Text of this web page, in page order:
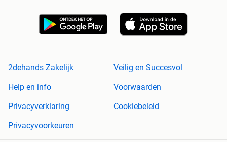
2dehands Zakelijk
Veilig en Succesvol
Help en info
Voorwaarden
Privacyverklaring
Cookiebeleid
Privacyvoorkeuren